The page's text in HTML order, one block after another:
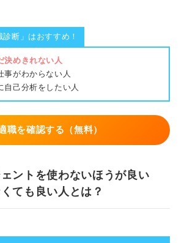
断」はおすすめ！
決めきれない人
事がわからない人
自己分析をしたい人
職を確認する（無料）
ントを使わないほうが良い
ても良い人とは？